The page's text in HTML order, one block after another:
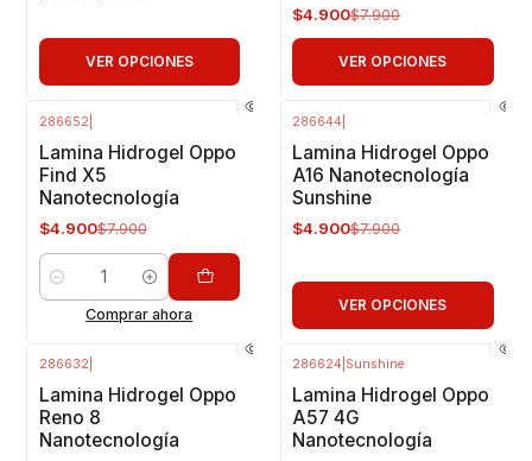
VER OPCIONES
$4.900$7.900
VER OPCIONES
286652
Lamina Hidrogel Oppo
Find X5
Nanotecnología
$4.900$7.900
Cantidad
Comprar ahora
286644
Lamina Hidrogel Oppo
A16 Nanotecnología
Sunshine
$4.900$7.900
VER OPCIONES
286632
Lamina Hidrogel Oppo
Reno 8
Nanotecnología
286624 Sunshine
Lamina Hidrogel Oppo
A57 4G
Nanotecnología